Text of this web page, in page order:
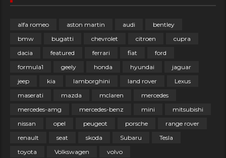
alfa romeo aston martin audi
bentley
bmw
bugatti chevrolet citroen
cupra
dacia
featured ferrari fiat
ford
formula1
geely honda hyundai
jaguar
jeep
kia lamborghini land rover
Lexus
maserati
mazda mclaren
mercedes
mercedes-amg
mercedes-benz mini
mitsubishi
nissan
opel peugeot porsche
range rover
renault
seat skoda Subaru
Tesla
toyota
Volkswagen volvo